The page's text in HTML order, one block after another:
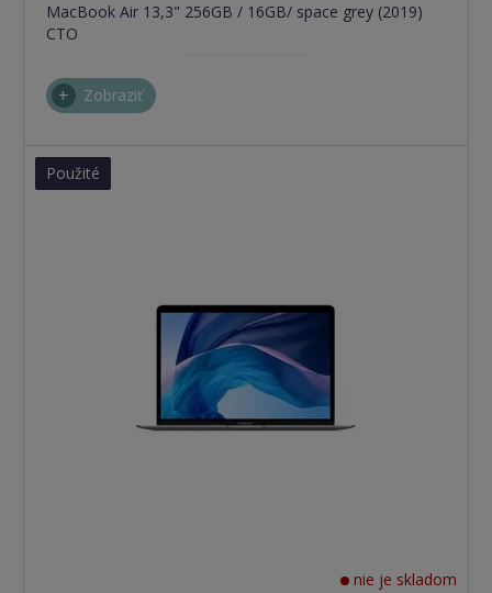
MacBook Air 13,3" 256GB / 16GB/ space grey (2019)
CTO
Zobraziť
Použité
nie je skladom